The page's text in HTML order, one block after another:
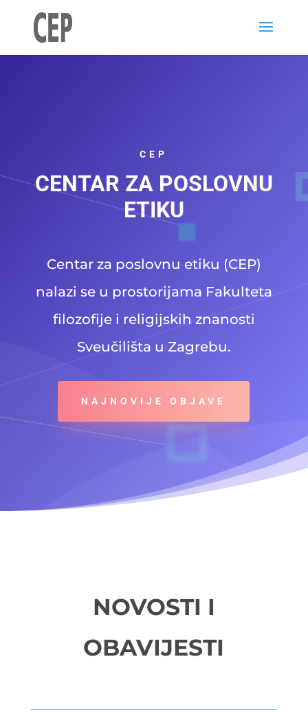
CEP
CENTAR ZA POSLOVNU
ETIKU
Centar za poslovnu etiku (CEP)
nalazi se u prostorijama Fakulteta
filozofije i religijskih znanosti
Sveučilišta u Zagrebu.
NAJNOVIJE OBJAVE
NOVOSTI I
OBAVIJESTI